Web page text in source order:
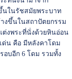
นในรัชสมัยพระบาท
งขึ้นในสถาปัตยกรรม
งพระที่นั่งด้วยหินอ่อน
ด่น คือ มีหลังคาโดม
อบอีก 6 โดม รวมทั้ง